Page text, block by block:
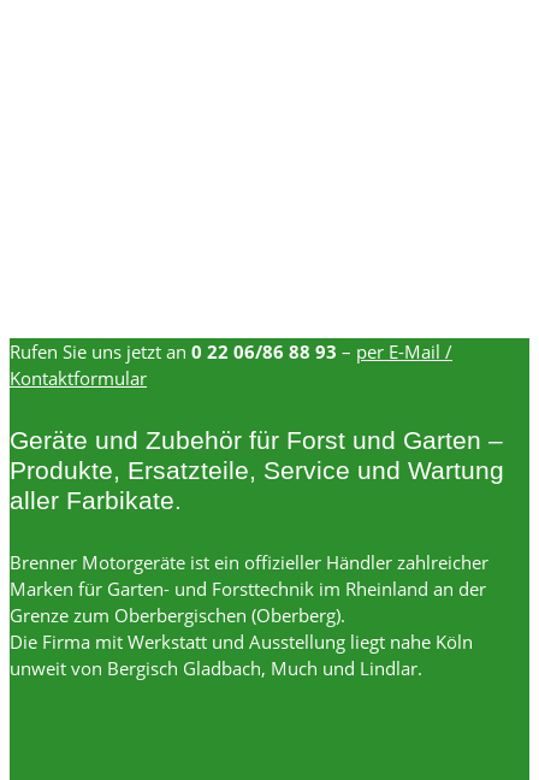
Rufen Sie uns jetzt an 0 22 06/86 88 93 – per E-Mail /
Kontaktformular
Geräte und Zubehör für Forst und Garten –
Produkte, Ersatzteile, Service und Wartung
aller Farbikate.
Brenner Motorgeräte ist ein offizieller Händler zahlreicher
Marken für Garten- und Forsttechnik im Rheinland an der
Grenze zum Oberbergischen (Oberberg).
Die Firma mit Werkstatt und Ausstellung liegt nahe Köln
unweit von Bergisch Gladbach, Much und Lindlar.